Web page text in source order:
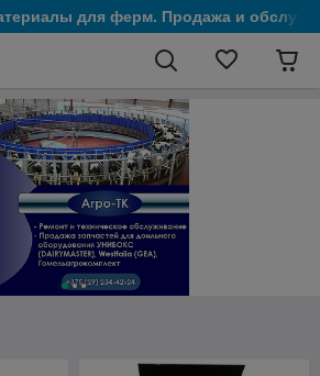
для ферм. Продажа и